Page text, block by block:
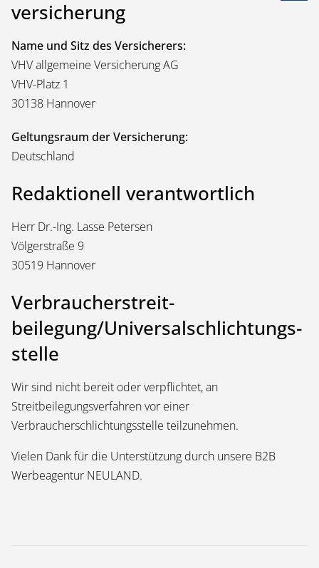
versicherung
Name und Sitz des Versicherers:
VHV allgemeine Versicherung AG
VHV-Platz 1
30138 Hannover
Geltungsraum der Versicherung:
Deutschland
Redaktionell verantwortlich
Herr Dr.-Ing. Lasse Petersen
Völgerstraße 9
30519 Hannover
Verbraucher­streit­
beilegung/Universal­schlichtungs­
stelle
Wir sind nicht bereit oder verpflichtet, an
Streitbeilegungsverfahren vor einer
Verbraucherschlichtungsstelle teilzunehmen.
Vielen Dank für die Unterstützung durch unsere B2B
Werbeagentur NEULAND.